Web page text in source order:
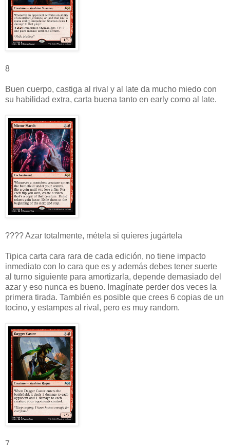
8
Buen cuerpo, castiga al rival y al late da mucho miedo con
su habilidad extra, carta buena tanto en early como al late.
???? Azar totalmente, métela si quieres jugártela
Tipica carta cara rara de cada edición, no tiene impacto
inmediato con lo cara que es y además debes tener suerte
al turno siguiente para amortizarla, depende demasiado del
azar y eso nunca es bueno. Imagínate perder dos veces la
primera tirada. También es posible que crees 6 copias de un
tocino, y estampes al rival, pero es muy random.